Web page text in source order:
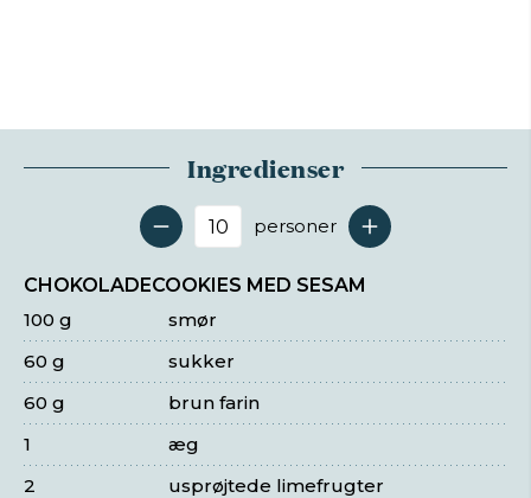
Ingredienser
Antal serveringer
personer
CHOKOLADECOOKIES MED SESAM
smør
100 g
sukker
60 g
brun farin
60 g
æg
1
usprøjtede limefrugter
2